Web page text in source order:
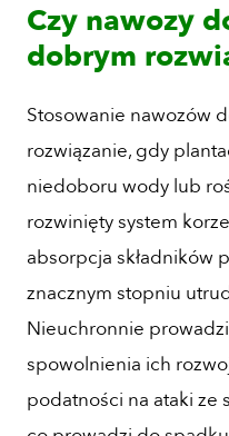
Czy nawozy
dobrym
Stosowanie nawozów
rozwiązanie, gdy
niedoboru wody lub
rozwinięty system
absorpcja składników
znacznym stopniu
Nieuchronnie
spowolnienia ich
podatności na ataki ze